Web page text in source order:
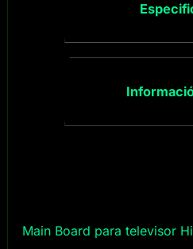
Main Board para televisor